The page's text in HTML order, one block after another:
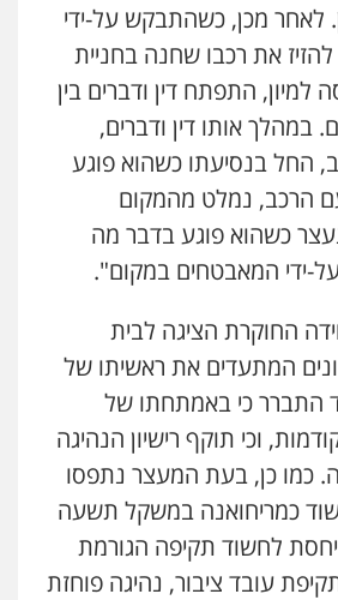
זוהר ארבל
פשיעה חמורה מעצרים וחקירות
אסף דוק
עבירות מין
חקירות ומעצרים צווארון לבן והונאה
לאחר מכן, כשהתבקש על-ידי
את רכבו שחנה בחניית
למיון, התפתח דין ודברים בין
במהלך אותו דין ודברים,
החל בנסיעתו כשהוא פוגע
הרכב, נמלט מהמקום
כשהוא פוגע בדבר מה
ידי המאבטחים במקום".
החוקרת הציגה לבית
המתעדים את ראשיתו של
התברר כי באמתחתו של
וכי תוקף רישיון הנהיגה
כמו כן, בעת המעצר נתפסו
כמריחואנה במשקל תשעה
לחשוד תקיפה הגורמת
עובד ציבור, נהיגה פוחזת